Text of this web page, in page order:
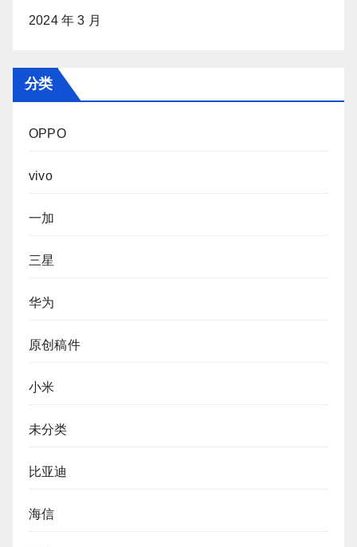
2024 年 3 月
分类
OPPO
vivo
一加
三星
华为
原创稿件
小米
未分类
比亚迪
海信